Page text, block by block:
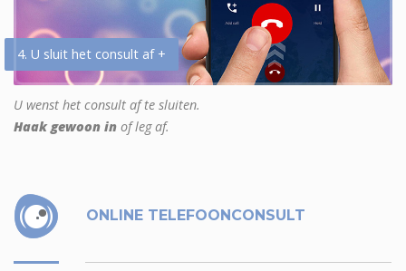
4. U sluit het consult af +
U wenst het consult af te sluiten.
Haak gewoon in of leg af.
ONLINE TELEFOONCONSULT